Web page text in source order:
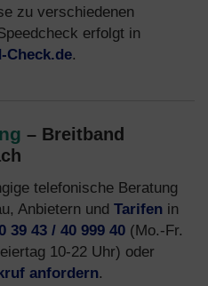
zu verschiedenen
erfolgt in
Check.de.
– Breitband
telefonische Beratung
Anbietern und Tarifen in
39 43 / 40 999 40 (Mo.-Fr.
10-22 Uhr) oder
anfordern.